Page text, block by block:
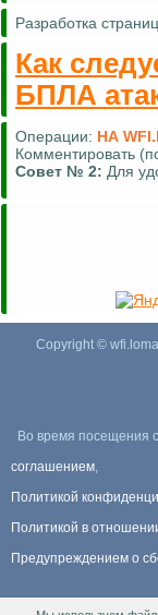
Разработка
Как
БПЛА
Операции: НА
Комментировать
Совет № 2: Для
Copyright ©
Во время посещения
соглашением,
Политикой
Политикой в
Предупреждением о